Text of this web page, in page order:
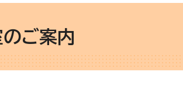
ご案内